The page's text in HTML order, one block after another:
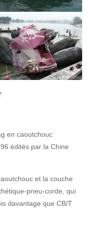
en caoutchouc
édités par la Chine
et la couche
pneu-corde, qui
davantage que CB/T